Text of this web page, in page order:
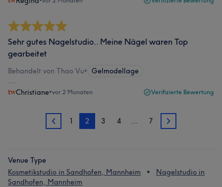
Sehr gutes Nagelstudio.. Meine Nägel waren Top
gearbeitet
Behandelt von Thao Vu• Gelmodellage
Christiane•vor 2 Monaten Verifizierte Bewertung
1 1 2 3 4 … 7 3
Venue Type
Kosmetikstudio in Sandhofen, Mannheim
Nagelstudio in
Sandhofen, Mannheim